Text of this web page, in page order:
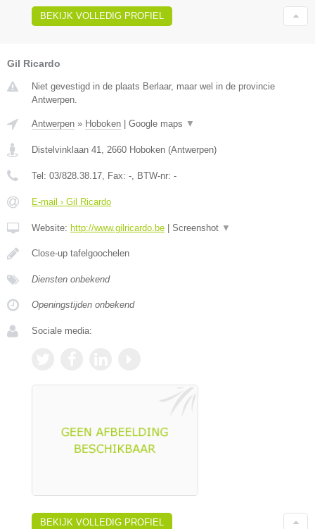
BEKIJK VOLLEDIG PROFIEL
Gil Ricardo
Niet gevestigd in de plaats Berlaar, maar wel in de provincie
Antwerpen.
Antwerpen » Hoboken | Google maps ▼
Distelvinklaan 41 2660 Hoboken (Antwerpen)
Tel: 03/828.38.17 , Fax: - , BTW-nr: -
E-mail › Gil Ricardo
Website: http://www.gilricardo.be | Screenshot ▼
Close-up tafelgoochelen
Diensten onbekend
Openingstijden onbekend
Sociale media:
BEKIJK VOLLEDIG PROFIEL